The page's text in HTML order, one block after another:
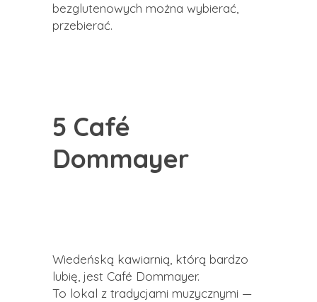
bezglutenowych można wybierać,
przebierać.
5 Café
Dommayer
Wiedeńską kawiarnią, którą bardzo
lubię, jest Café Dommayer.
To lokal z tradycjami muzycznymi —